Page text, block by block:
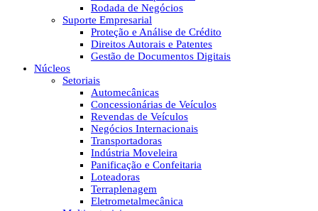
Rodada de Negócios
Suporte Empresarial
Proteção e Análise de Crédito
Direitos Autorais e Patentes
Gestão de Documentos Digitais
Núcleos
Setoriais
Automecânicas
Concessionárias de Veículos
Revendas de Veículos
Negócios Internacionais
Transportadoras
Indústria Moveleira
Panificação e Confeitaria
Loteadoras
Terraplenagem
Eletrometalmecânica